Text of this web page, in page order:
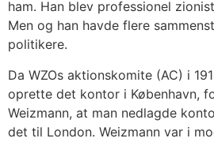
ham. Han blev professionel
Men og han havde flere
politikere.
Da WZOs aktionskomite (AC) i
oprette det kontor i København,
Weizmann, at man nedlagde
det til London. Weizmann var i